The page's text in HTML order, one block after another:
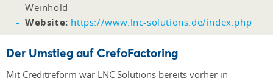
Weinhold
Website: https://www.lnc-solutions.de/index.php
Der Umstieg auf CrefoFactoring
Mit Creditreform war LNC Solutions bereits vorher in